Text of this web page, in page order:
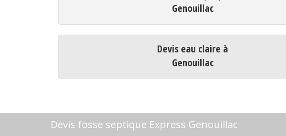
Genouillac
Devis eau claire à
Genouillac
Devis fosse septique Express Genouillac